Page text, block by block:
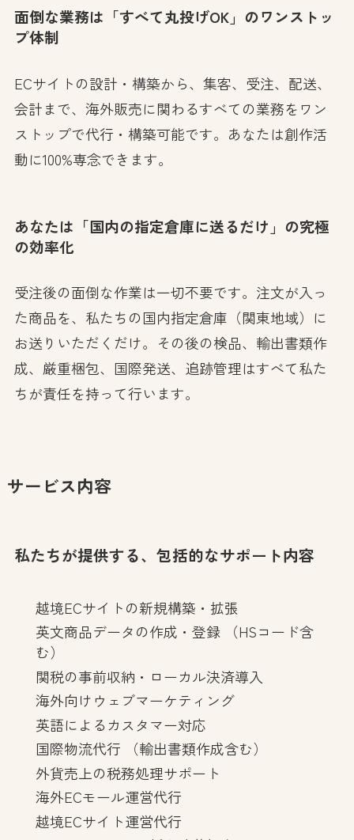
面倒な業務は「すべて丸投げOK」のワンストッ
プ体制
ECサイトの設計・構築から、集客、受注、配送、
会計まで、海外販売に関わるすべての業務をワン
ストップで代行・構築可能です。あなたは創作活
動に100%専念できます。
あなたは「国内の指定倉庫に送るだけ」の究極
の効率化
受注後の面倒な作業は一切不要です。注文が入っ
た商品を、私たちの国内指定倉庫（関東地域）に
お送りいただくだけ。その後の検品、輸出書類作
成、厳重梱包、国際発送、追跡管理はすべて私た
ちが責任を持って行います。
サービス内容
私たちが提供する、包括的なサポート内容
越境ECサイトの新規構築・拡張
英文商品データの作成・登録 （HSコード含
む）
関税の事前収納・ローカル決済導入
海外向けウェブマーケティング
英語によるカスタマー対応
国際物流代行 （輸出書類作成含む）
外貨売上の税務処理サポート
海外ECモール運営代行
越境ECサイト運営代行